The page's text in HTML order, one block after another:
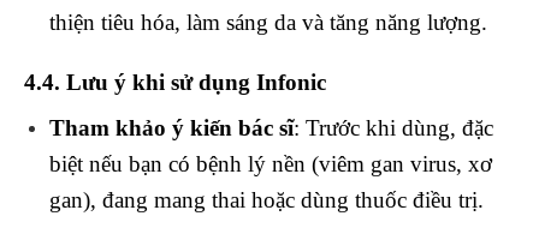
thiện tiêu hóa, làm sáng da và tăng năng lượng.
4.4. Lưu ý khi sử dụng Infonic
Tham khảo ý kiến bác sĩ: Trước khi dùng, đặc
biệt nếu bạn có bệnh lý nền (viêm gan virus, xơ
gan), đang mang thai hoặc dùng thuốc điều trị.